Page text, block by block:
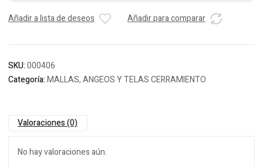
Añadir a lista de deseos Añadir para comparar
SKU:000406
Categoría:MALLAS, ANGEOS Y TELAS CERRAMIENTO
Valoraciones (0)
No hay valoraciones aún.